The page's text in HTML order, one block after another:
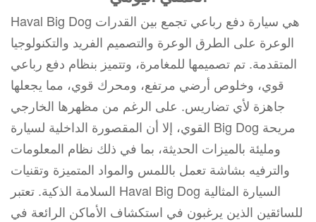
Haval Big Dog هي سيارة دفع رباعي تجمع بين القدرات
الوعرة على الطرق الوعرة والتصميم الفريد والتكنولوجيا
المتقدمة. تم تصميمها للمغامرة، وتتميز بنظام دفع رباعي
قوي، وخلوص أرضي مرتفع، ومحرك قوي، مما يجعلها
جاهزة لأي تضاريس. على الرغم من مظهرها الخارجي
القوي، إلا أن المقصورة الداخلية لسيارة Big Dog مريحة
ومليئة بالميزات الحديثة، بما في ذلك نظام المعلومات
والترفيه بشاشة تعمل باللمس والمواد المتميزة وتقنيات
السلامة الذكية. تعتبر Haval Big Dog السيارة المثالية
للسائقين الذين يرغبون في استكشاف الأماكن الرائعة في